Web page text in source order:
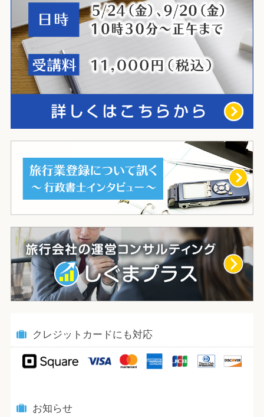
クレジットカードにも対応
お知らせ